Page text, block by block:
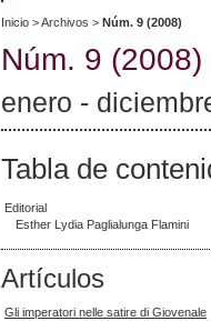
Inicio >Archivos > Núm. 9 (2008)
Núm. 9 (2008)
enero -
Tabla de
Editorial
Esther Lydia Paglialunga Flamini
Artículos
Gli imperatori nelle satire di Giovenale